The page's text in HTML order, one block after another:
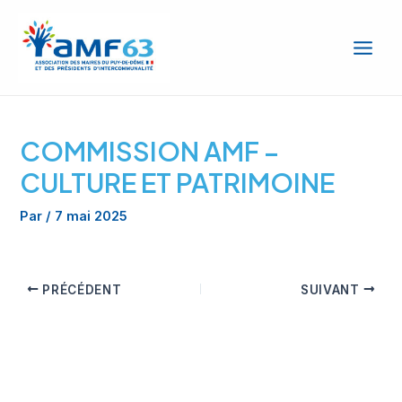
contenu
COMMISSION AMF –
CULTURE ET PATRIMOINE
Par / 7 mai 2025
PRÉCÉDENT SUIVANT